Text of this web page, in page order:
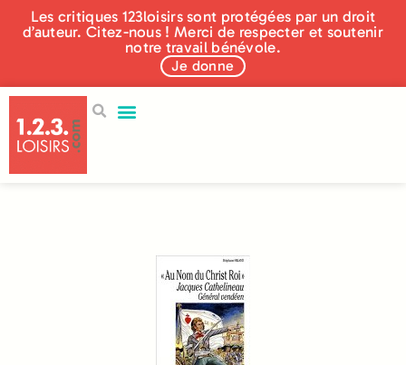
Les critiques 123loisirs sont protégées par un droit
d’auteur. Citez-nous ! Merci de respecter et soutenir
notre travail bénévole.
Je donne